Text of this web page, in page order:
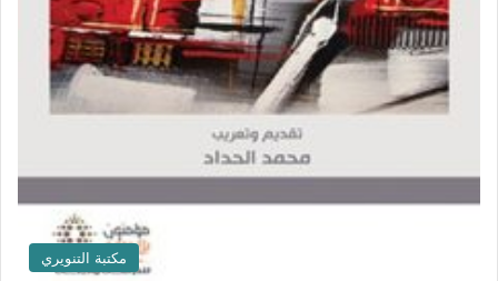
مكتبة التنويري